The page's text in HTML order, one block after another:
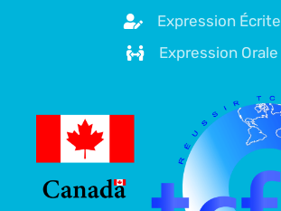
Expression Écrite
Expression Orale